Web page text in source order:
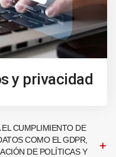
y privacidad
CUMPLIMIENTO DE
COMO EL GDPR,
DE POLÍTICAS Y